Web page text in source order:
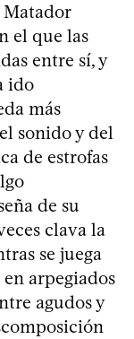
el que las
entre sí, y
ido
más
sonido y del
de estrofas
de su
clava la
se juega
arpegiados
agudos y